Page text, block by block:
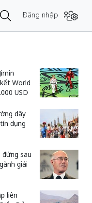
Đăng nhập
World
USD
dây
dụng
đứng sau
giải
liên